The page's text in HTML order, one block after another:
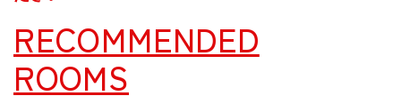
RECOMMENDED
ROOMS